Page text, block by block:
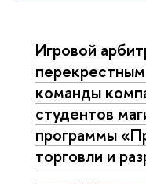
Игровой
команды
студентов
программы
торговли и